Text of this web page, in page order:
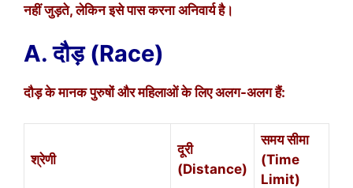
नहीं जुड़ते, लेकिन इसे पास करना अनिवार्य है।
A. दौड़ (Race)
दौड़ के मानक पुरुषों और महिलाओं के लिए अलग-अलग हैं:
श्रेणी
दूरी
(Distance)
समय सीमा
(Time
Limit)